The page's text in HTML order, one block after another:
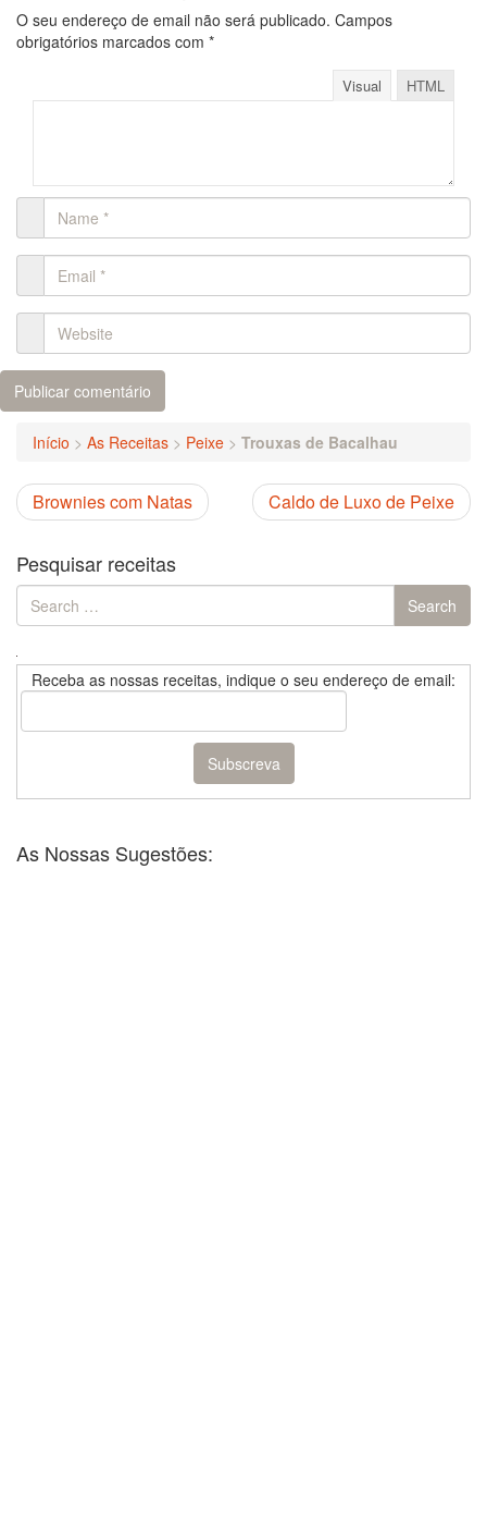
O seu endereço de email não será publicado. Campos
obrigatórios marcados com *
Visual HTML
Início > As Receitas > Peixe > Trouxas de Bacalhau
Caldo de Luxo de Peixe
Brownies com Natas
Pesquisar receitas
Search
for:
Search
Receba as nossas receitas, indique o seu endereço de email:
As Nossas Sugestões: